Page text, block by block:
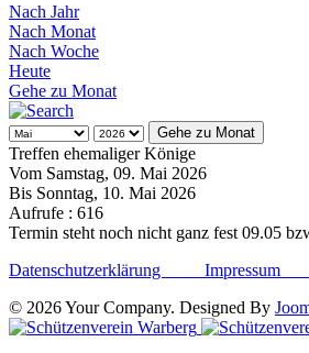
Nach Jahr
Nach Monat
Nach Woche
Heute
Gehe zu Monat
Gehe zu Monat
Treffen ehemaliger Könige
Vom Samstag, 09. Mai 2026
Bis Sonntag, 10. Mai 2026
Aufrufe : 616
Termin steht noch nicht ganz fest 09.05
Datenschutzerklärung
© 2026 Your Company. Designed By